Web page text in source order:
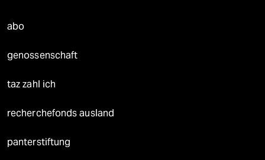
abo
genossenschaft
taz zahl ich
recherchefonds ausland
panterstiftung